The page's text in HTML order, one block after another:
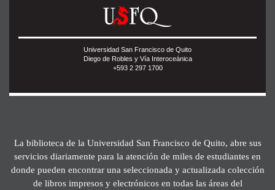
Universidad San Francisco de Quito
Diego de Robles y Vía Interoceánica
+593 2 297 1700
La biblioteca de la Universidad San Francisco de Quito, abre sus
servicios diariamente para la atención de miles de estudiantes en
donde pueden encontrar una seleccionada y actualizada colección
de libros impresos y electrónicos en todas las áreas del